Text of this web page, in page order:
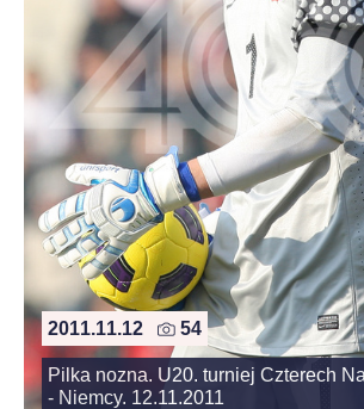
2011.11.12 54
Pilka nozna. U20. turniej Czterech
- Niemcy. 12.11.2011